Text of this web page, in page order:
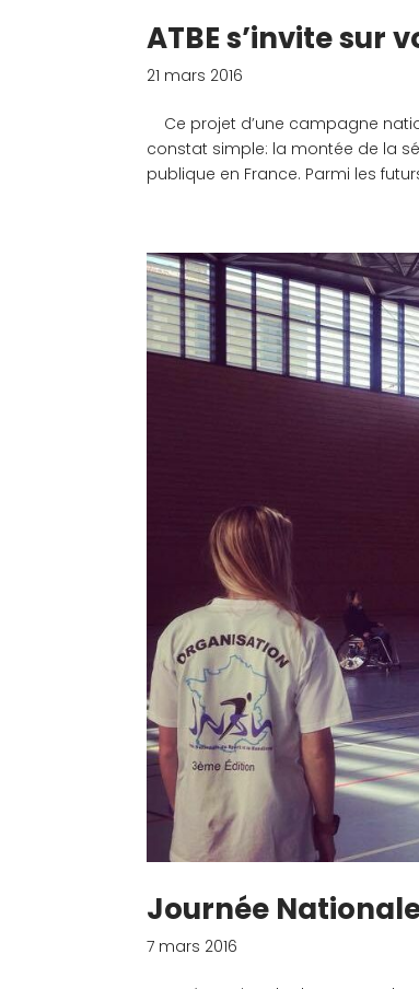
ATBE s’invite sur
21 mars 2016
Ce projet d’une campagne
constat simple: la montée de la
publique en France. Parmi les
Journée
7 mars 2016